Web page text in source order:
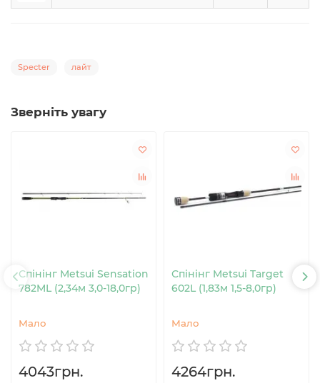
Specter лайт
Зверніть увагу
Спінінг Metsui Sensation
782ML (2,34м 3,0-18,0гр)
Мало
4043грн.
Спінінг Metsui Target
602L (1,83м 1,5-8,0гр)
Мало
4264грн.